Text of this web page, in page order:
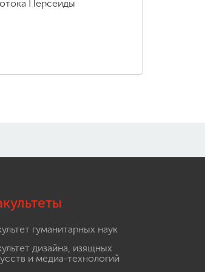
Персеиды
гуманитарных наук
дизайна, изящных
и медиа-технологий